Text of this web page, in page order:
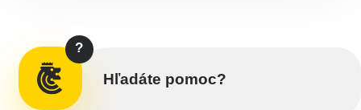
?
Hľadáte pomoc?